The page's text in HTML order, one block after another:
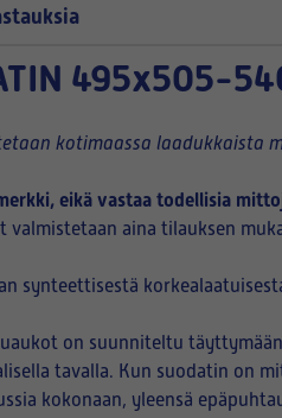
495x505-
kotimaassa laadukkaista
eikä vastaa todellisia
valmistetaan aina tilauksen
synteettisestä
on suunniteltu
tavalla. Kun suodatin on
kokonaan, yleensä